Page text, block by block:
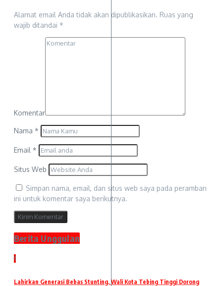
Alamat email Anda tidak akan dipublikasikan. Ruas yang
wajib ditandai *
Komentar
Nama *
Email *
Situs Web
Simpan nama, email, dan situs web saya pada peramban
ini untuk komentar saya berikutnya.
Berita Unggulan
1
Lahirkan Generasi Bebas Stunting, Wali Kota Tebing Tinggi Dorong